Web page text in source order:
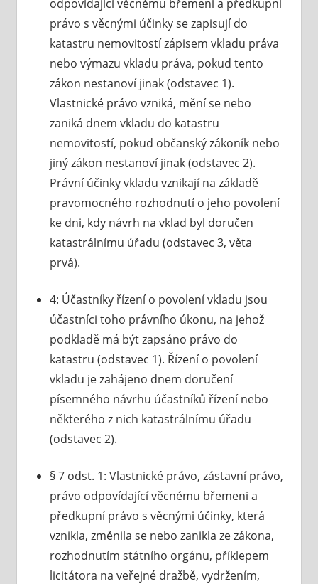
odpovídající věcnému břemeni a předkupní
právo s věcnými účinky se zapisují do
katastru nemovitostí zápisem vkladu práva
nebo výmazu vkladu práva, pokud tento
zákon nestanoví jinak (odstavec 1).
Vlastnické právo vzniká, mění se nebo
zaniká dnem vkladu do katastru
nemovitostí, pokud občanský zákoník nebo
jiný zákon nestanoví jinak (odstavec 2).
Právní účinky vkladu vznikají na základě
pravomocného rozhodnutí o jeho povolení
ke dni, kdy návrh na vklad byl doručen
katastrálnímu úřadu (odstavec 3, věta
prvá).
4: Účastníky řízení o povolení vkladu jsou
účastníci toho právního úkonu, na jehož
podkladě má být zapsáno právo do
katastru (odstavec 1). Řízení o povolení
vkladu je zahájeno dnem doručení
písemného návrhu účastníků řízení nebo
některého z nich katastrálnímu úřadu
(odstavec 2).
§ 7 odst. 1: Vlastnické právo, zástavní právo,
právo odpovídající věcnému břemeni a
předkupní právo s věcnými účinky, která
vznikla, změnila se nebo zanikla ze zákona,
rozhodnutím státního orgánu, příklepem
licitátora na veřejné dražbě, vydržením,